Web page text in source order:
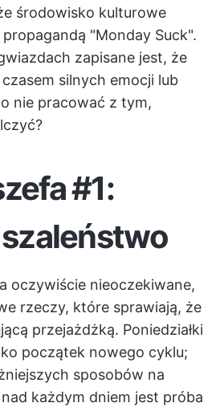
środowisko kulturowe
propagandą "Monday Suck".
zapisane jest, że
silnych emocji lub
nie pracować z tym,
#1:
oczywiście nieoczekiwane,
rzeczy, które sprawiają, że
przejażdżką. Poniedziałki
początek nowego cyklu;
sposobów na
każdym dniem jest próba